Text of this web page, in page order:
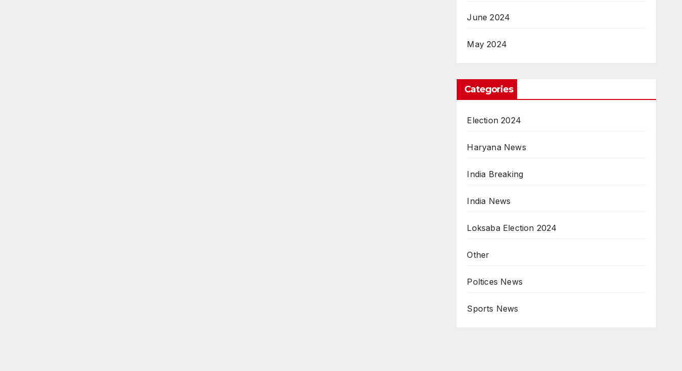
June 2024
May 2024
Categories
Election 2024
Haryana News
India Breaking
India News
Loksaba Election 2024
Other
Poltices News
Sports News